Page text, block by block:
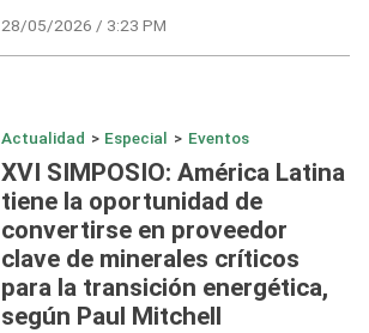
28/05/2026 / 3:23 PM
Actualidad > Especial > Eventos
XVI SIMPOSIO: América Latina
tiene la oportunidad de
convertirse en proveedor
clave de minerales críticos
para la transición energética,
según Paul Mitchell